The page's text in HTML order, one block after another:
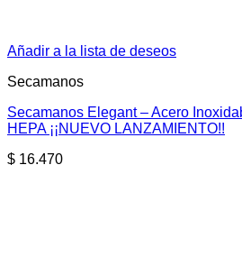
Añadir a la lista de deseos
Secamanos
Secamanos Elegant – Acero
HEPA ¡¡NUEVO LANZAMIENTO!!
$ 16.470